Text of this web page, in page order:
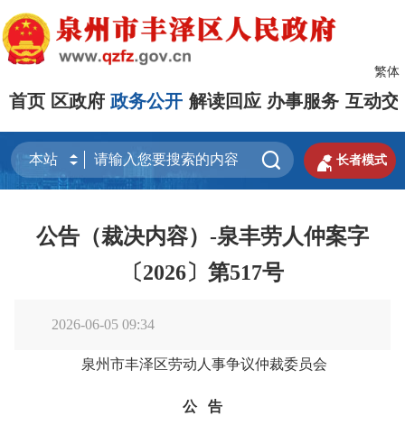
繁体
首页 区政府 政务公开 解读回应 办事服务 互动交
  长者模式
公告（裁决内容）-泉丰劳人仲案字
〔2026〕第517号
2026-06-05 09:34
泉州市丰泽区劳动人事争议仲裁委员会
公 告